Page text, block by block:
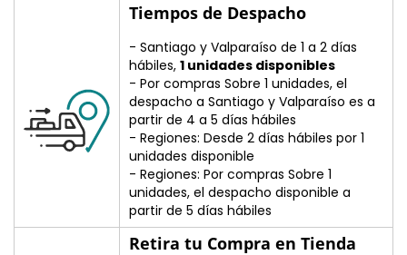
Tiempos de Despacho
- Santiago y Valparaíso de 1 a 2 días
hábiles, 1 unidades disponibles
- Por compras Sobre 1 unidades, el
despacho a Santiago y Valparaíso es a
partir de 4 a 5 días hábiles
- Regiones: Desde 2 días hábiles por 1
unidades disponible
- Regiones: Por compras Sobre 1
unidades, el despacho disponible a
partir de 5 días hábiles
Retira tu Compra en Tienda